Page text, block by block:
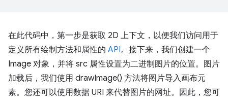
在此代码中，第一步是获取 2D 上下文，以便我们访问用于
定义所有绘制方法和属性的 API。接下来，我们创建一个
Image 对象，并将 src 属性设置为二进制图片的位置。图片
加载后，我们使用 drawImage() 方法将图片导入画布元
素。您还可以使用数据 URI 来代替图片的网址。因此，您可